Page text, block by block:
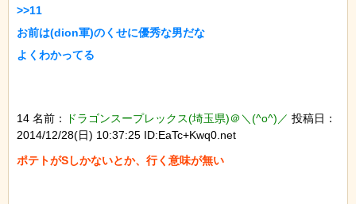
>>11
お前は(dion軍)のくせに優秀な男だな
14 名前： ドラゴンスープレックス(埼玉県)＠＼(^o^)／ 投稿日：
2014/12/28(日) 10:37:25 ID:EaTc+Kwq0.net